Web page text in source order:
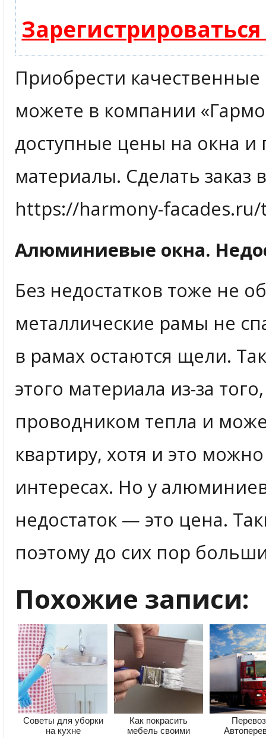
Приобрести
можете в компании
доступные цены на окна и
материалы. Сделать заказ
https://harmony-
Алюминиевые окна.
Без недостатков тоже не
металлические рамы не
в рамах остаются щели.
этого материала из-за
проводником тепла и
квартиру, хотя и это
интересах. Но у
недостаток — это цена.
поэтому до сих пор
Похожие записи:
Советы для уборки
на кухне
Как покрасить
мебель своими